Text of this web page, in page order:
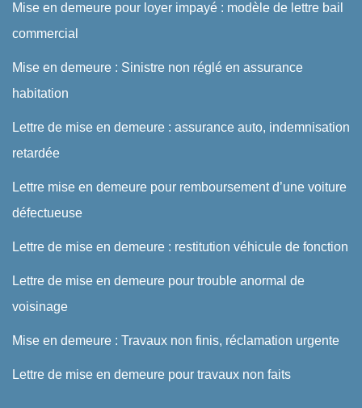
Mise en demeure pour loyer impayé : modèle de lettre bail
commercial
Mise en demeure : Sinistre non réglé en assurance
habitation
Lettre de mise en demeure : assurance auto, indemnisation
retardée
Lettre mise en demeure pour remboursement d’une voiture
défectueuse
Lettre de mise en demeure : restitution véhicule de fonction
Lettre de mise en demeure pour trouble anormal de
voisinage
Mise en demeure : Travaux non finis, réclamation urgente
Lettre de mise en demeure pour travaux non faits